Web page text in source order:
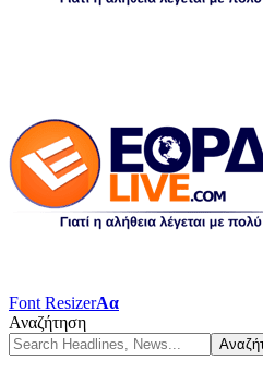
Font ResizerΑα
Αναζήτηση